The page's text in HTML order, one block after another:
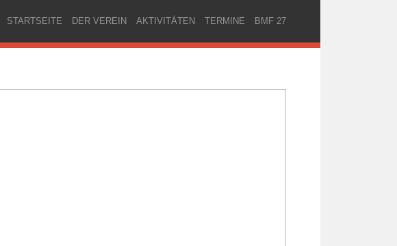
STARTSEITE DER VEREIN AKTIVITÄTEN TERMINE BMF 27